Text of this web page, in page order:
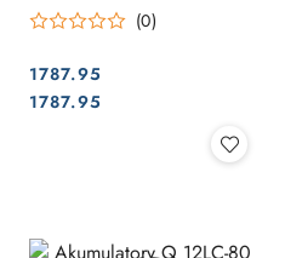
(0)
Cena:
1787.95
Cena:
1787.95